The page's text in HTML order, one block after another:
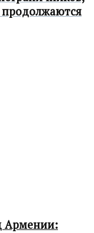
продолжаются
Армении: